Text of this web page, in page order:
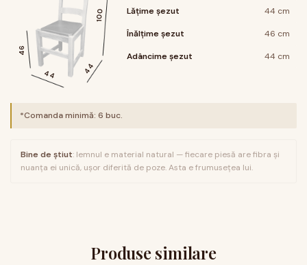
44
100
44
46
Lățime șezut 44 cm
Înălțime șezut 46 cm
Adâncime șezut 44 cm
*Comanda minimă: 6 buc.
Bine de știut: lemnul e material natural — fiecare piesă are fibra și
nuanța ei unică, ușor diferită de poze. Asta e frumusețea lui.
Produse similare